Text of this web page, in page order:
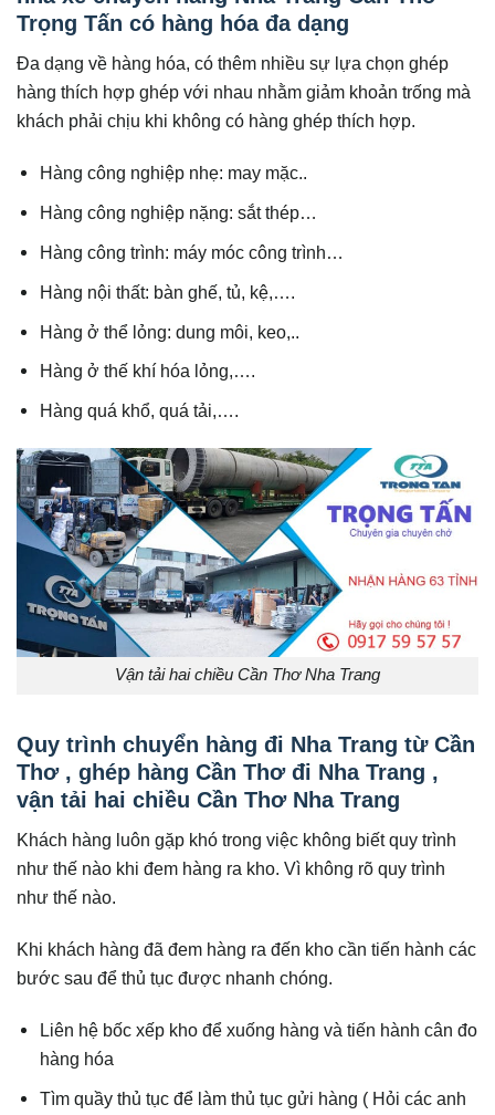
Trọng Tấn có hàng hóa đa dạng
Đa dạng về hàng hóa, có thêm nhiều sự lựa chọn ghép
hàng thích hợp ghép với nhau nhằm giảm khoản trống mà
khách phải chịu khi không có hàng ghép thích hợp.
Hàng công nghiệp nhẹ: may mặc..
Hàng công nghiệp nặng: sắt thép…
Hàng công trình: máy móc công trình…
Hàng nội thất: bàn ghế, tủ, kệ,….
Hàng ở thể lỏng: dung môi, keo,..
Hàng ở thế khí hóa lỏng,….
Hàng quá khổ, quá tải,….
Vận tải hai chiều Cần Thơ Nha Trang
Quy trình chuyển hàng đi Nha Trang từ Cần
Thơ , ghép hàng Cần Thơ đi Nha Trang ,
vận tải hai chiều Cần Thơ Nha Trang
Khách hàng luôn gặp khó trong việc không biết quy trình
như thế nào khi đem hàng ra kho. Vì không rõ quy trình
như thế nào.
Khi khách hàng đã đem hàng ra đến kho cần tiến hành các
bước sau để thủ tục được nhanh chóng.
Liên hệ bốc xếp kho để xuống hàng và tiến hành cân đo
hàng hóa
Tìm quầy thủ tục để làm thủ tục gửi hàng ( Hỏi các anh